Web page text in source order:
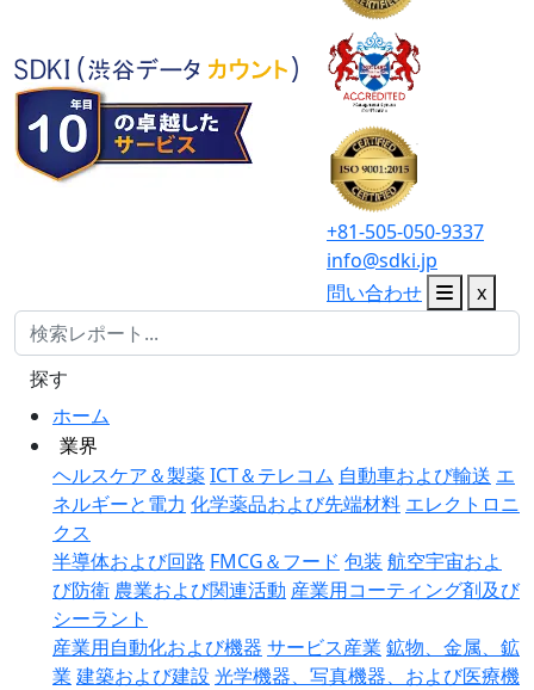
+81-505-050-9337
info@sdki.jp
問い合わせ
x
ホーム
業界
ヘルスケア＆製薬ICT＆テレコム 自動車および輸送 エ
ネルギーと電力 化学薬品および先端材料 エレクトロニ
クス
半導体および回路 FMCG＆フード 包装 航空宇宙およ
び防衛 農業および関連活動 産業用コーティング剤及び
シーラント
産業用自動化および機器 サービス産業 鉱物、金属、鉱
業 建築および建設 光学機器、写真機器、および医療機
探す